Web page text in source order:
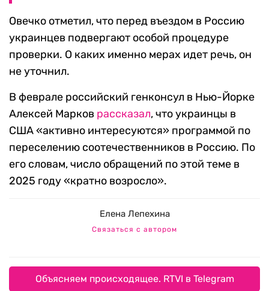
Овечко отметил, что перед въездом в Россию
украинцев подвергают особой процедуре
проверки. О каких именно мерах идет речь, он
не уточнил.
В феврале российский генконсул в Нью-Йорке
Алексей Марков рассказал, что украинцы в
США «активно интересуются» программой по
переселению соотечественников в Россию. По
его словам, число обращений по этой теме в
2025 году «кратно возросло».
Елена Лепехина
Связаться с автором
Объясняем происходящее. RTVI в Telegram